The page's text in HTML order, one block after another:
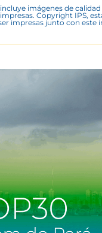
imágenes de
Copyright IPS,
impresas junto con este